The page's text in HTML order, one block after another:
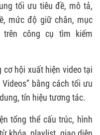
tối ưu tiêu đề, mô tả,
mức độ giữ chân, mục
công cụ tìm kiếm
cơ hội xuất hiện video tại
Videos” bằng cách tối ưu
tín hiệu tương tác.
tổng thể cấu trúc, hình